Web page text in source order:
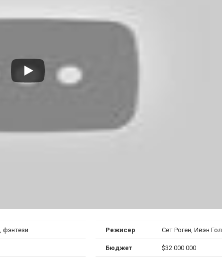
фэнтези Режисер Сет Роген, Ивэн
Бюджет $32 000 000